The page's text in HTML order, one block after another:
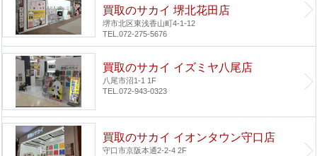
買取のサカイ 堺北花田店
堺市北区東浅香山町4-1-12
TEL.072-275-5676
買取のサカイ イズミヤ八尾店
八尾市沼1-1 1F
TEL.072-943-0323
買取のサカイ イオンタウン守口店
守口市京阪本通2-2-4 2F